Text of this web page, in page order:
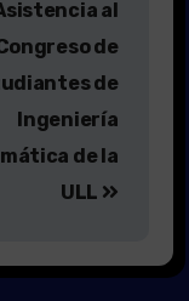
al
de
de
Ingeniería
de la
ULL